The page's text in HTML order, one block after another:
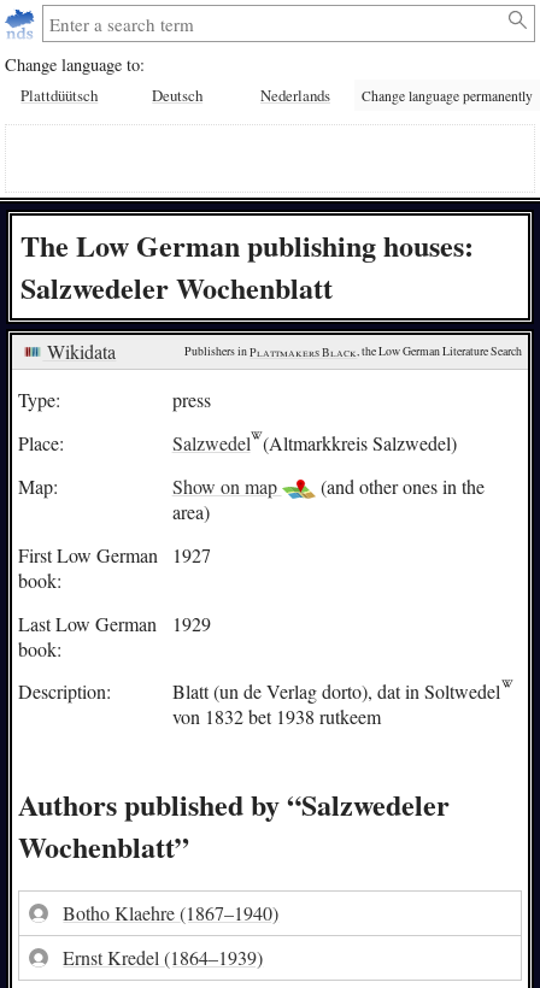
Change language to:
Plattdüütsch Deutsch Nederlands Change language permanently
The Low German publishing houses:
Salzwedeler Wochenblatt
Wikidata Publishers in Plattmakers Black, the Low German Literature Search
Type:
press
Place:
Salzwedel (Altmarkkreis Salzwedel)
Map:
Show on map
(and other ones in the
area)
First Low German
book:
1927
Last Low German
book:
1929
Description: Blatt (un de Verlag dorto), dat inSoltwedel
von 1832 bet 1938 rutkeem
Authors published by “Salzwedeler
Wochenblatt”
Botho Klaehre(1867–1940)
Ernst Kredel(1864–1939)